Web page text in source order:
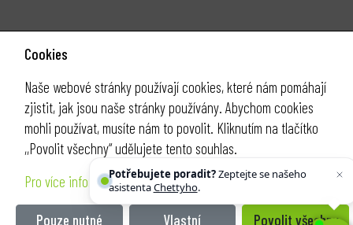
Cookies
Naše webové stránky používají cookies, které nám pomáhají
zjistit, jak jsou naše stránky používány. Abychom cookies
mohli používat, musíte nám to povolit. Kliknutím na tlačítko
,,Povolit všechny“ udělujete tento souhlas.
Pro více informací klikněte ZDE
Pouze nutné Vlastní Povolit všechny
Potřebujete poradit?Zeptejte se našeho
asistentaChettyho.